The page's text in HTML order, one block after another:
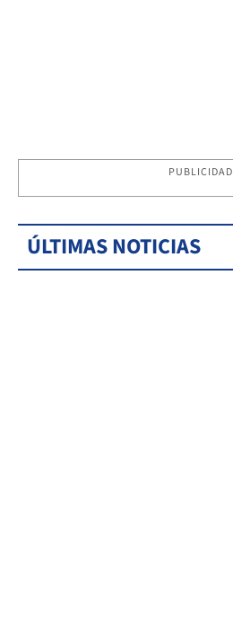
PUBLICIDAD
ÚLTIMAS NOTICIAS